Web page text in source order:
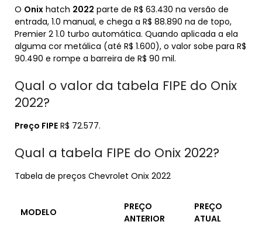
O Onix hatch 2022 parte de R$ 63.430 na versão de
entrada, 1.0 manual, e chega a R$ 88.890 na de topo,
Premier 2 1.0 turbo automática. Quando aplicada a ela
alguma cor metálica (até R$ 1.600), o valor sobe para R$
90.490 e rompe a barreira de R$ 90 mil.
Qual o valor da tabela FIPE do Onix
2022?
Preço FIPE R$ 72.577.
Qual a tabela FIPE do Onix 2022?
Tabela de preços Chevrolet Onix 2022
MODELO
PREÇO
ANTERIOR
PREÇO
ATUAL